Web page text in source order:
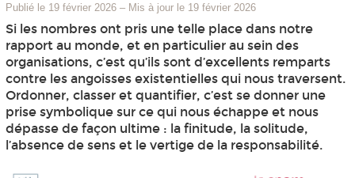
Publié le 19 février 2026 – Mis à jour le 19 février 2026
Si les nombres ont pris une telle place dans notre
rapport au monde, et en particulier au sein des
organisations, c’est qu’ils sont d’excellents remparts
contre les angoisses existentielles qui nous traversent.
Ordonner, classer et quantifier, c’est se donner une
prise symbolique sur ce qui nous échappe et nous
dépasse de façon ultime : la finitude, la solitude,
l’absence de sens et le vertige de la responsabilité.